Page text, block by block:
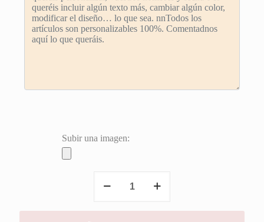
Subir una imagen:
Mosquitos